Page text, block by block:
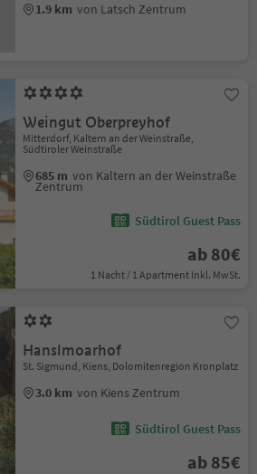
1.9 km von Latsch Zentrum
Weingut Oberpreyhof
Mitterdorf, Kaltern an der Weinstraße,
Südtiroler Weinstraße
685 m von Kaltern an der Weinstraße
Zentrum
Südtirol Guest Pass
ab 80€
1 Nacht / 1 Apartment Inkl. MwSt.
Hanslmoarhof
St. Sigmund, Kiens, Dolomitenregion Kronplatz
3.0 km von Kiens Zentrum
Südtirol Guest Pass
ab 85€